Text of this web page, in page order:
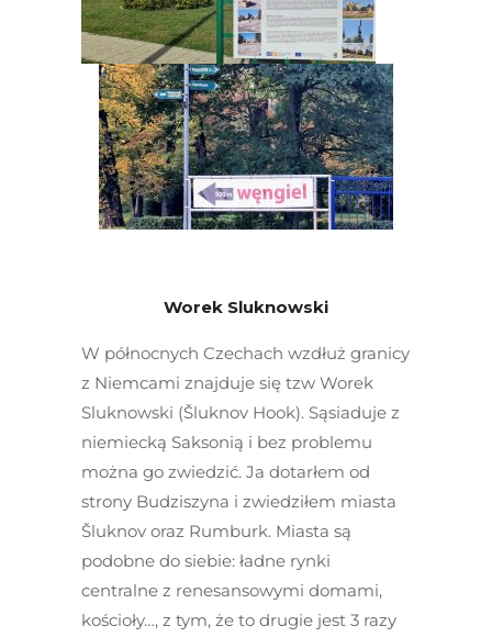
Worek Sluknowski
W północnych Czechach wzdłuż granicy
z Niemcami znajduje się tzw Worek
Sluknowski (Šluknov Hook). Sąsiaduje z
niemiecką Saksonią i bez problemu
można go zwiedzić. Ja dotarłem od
strony Budziszyna i zwiedziłem miasta
Šluknov oraz Rumburk. Miasta są
podobne do siebie: ładne rynki
centralne z renesansowymi domami,
kościoły…, z tym, że to drugie jest 3 razy